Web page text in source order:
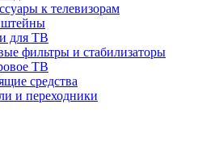
к телевизорам
для ТВ
фильтры и стабилизаторы
ТВ
средства
и переходники